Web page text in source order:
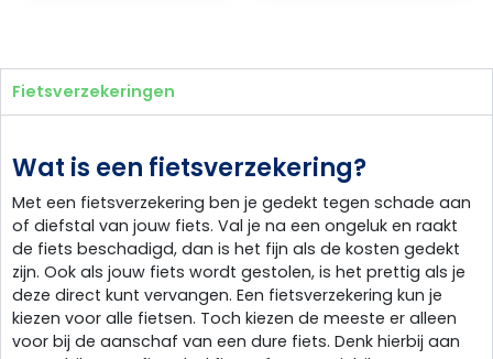
Fietsverzekeringen
Wat is een fietsverzekering?
Met een fietsverzekering ben je gedekt tegen schade aan
of diefstal van jouw fiets. Val je na een ongeluk en raakt
de fiets beschadigd, dan is het fijn als de kosten gedekt
zijn. Ook als jouw fiets wordt gestolen, is het prettig als je
deze direct kunt vervangen. Een fietsverzekering kun je
kiezen voor alle fietsen. Toch kiezen de meeste er alleen
voor bij de aanschaf van een dure fiets. Denk hierbij aan